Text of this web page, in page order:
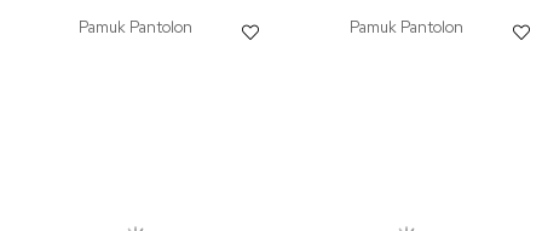
Pamuk Pantolon Pamuk Pantolon